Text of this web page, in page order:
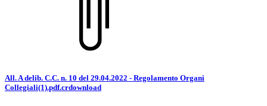
All. A delib. C.C. n. 10 del 29.04.2022 - Regolamento Organi
Collegiali(1).pdf.crdownload